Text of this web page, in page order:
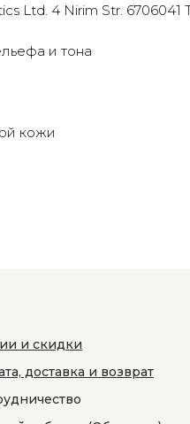
Ltd. 4 Nirim Str. 6706041
и тона
кожи
и скидки
доставка и возврат